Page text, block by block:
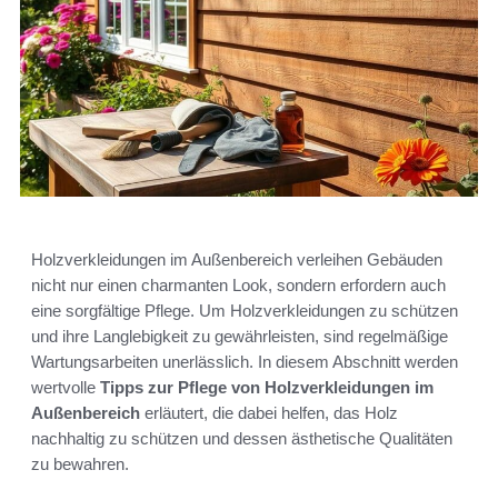
Holzverkleidungen im Außenbereich verleihen Gebäuden
nicht nur einen charmanten Look, sondern erfordern auch
eine sorgfältige Pflege. Um Holzverkleidungen zu schützen
und ihre Langlebigkeit zu gewährleisten, sind regelmäßige
Wartungsarbeiten unerlässlich. In diesem Abschnitt werden
wertvolle Tipps zur Pflege von Holzverkleidungen im
Außenbereich erläutert, die dabei helfen, das Holz
nachhaltig zu schützen und dessen ästhetische Qualitäten
zu bewahren.